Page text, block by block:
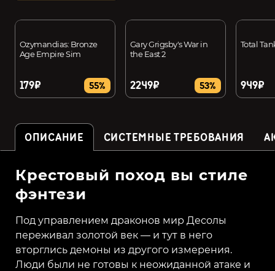
Ozymandias: Bronze
Age Empire Sim
179₽ 55%
Gary Grigsby's War in
the East 2
2249₽ 53%
Total
949₽
ОПИСАНИЕ СИСТЕМНЫЕ ТРЕБОВАНИЯ
Крестовый поход вы стиле
фэнтези
Под управлением драконов мир Десолы
переживал золотой век — и тут в него
вторглись демоны из другого измерения.
Люди были не готовы к неожиданной атаке и